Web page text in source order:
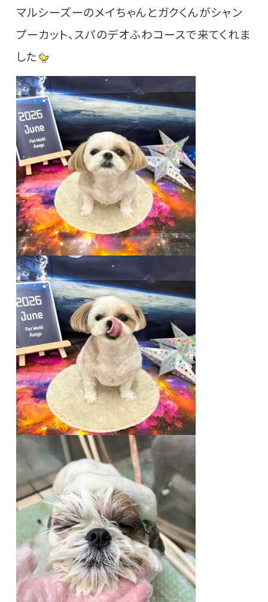
マルシーズーのメイちゃんとガクくんがシャン
プーカット、スパのデオふわコースで来てくれま
した